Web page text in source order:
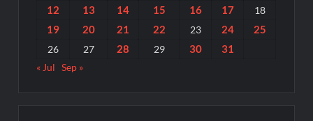
12
13 14 15 16 17 18
19 20 21 22 23 24 25
26 27 28 29 30 31
« Jul Sep »